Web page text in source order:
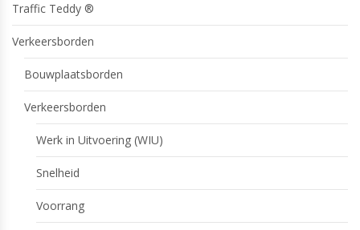
Traffic Teddy ®
Verkeersborden
Bouwplaatsborden
Verkeersborden
Werk in Uitvoering (WIU)
Snelheid
Voorrang